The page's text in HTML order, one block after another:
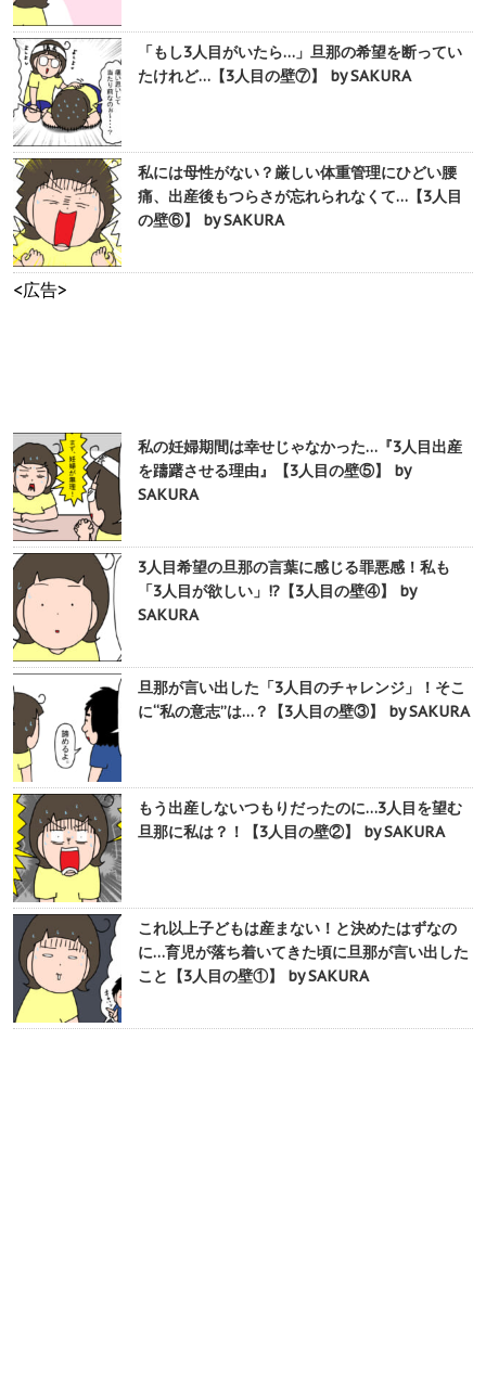
「もし3人目がいたら…」旦那の希望を断ってい
たけれど…【3人目の壁⑦】 by SAKURA
私には母性がない？厳しい体重管理にひどい腰
痛、出産後もつらさが忘れられなくて…【3人目
の壁⑥】 by SAKURA
<広告>
私の妊婦期間は幸せじゃなかった…『3人目出産
を躊躇させる理由』【3人目の壁⑤】 by
SAKURA
3人目希望の旦那の言葉に感じる罪悪感！私も
「3人目が欲しい」!?【3人目の壁④】 by
SAKURA
旦那が言い出した「3人目のチャレンジ」！そこ
に“私の意志”は…？【3人目の壁③】 by SAKURA
もう出産しないつもりだったのに…3人目を望む
旦那に私は？！【3人目の壁②】 by SAKURA
これ以上子どもは産まない！と決めたはずなの
に…育児が落ち着いてきた頃に旦那が言い出した
こと【3人目の壁①】 by SAKURA